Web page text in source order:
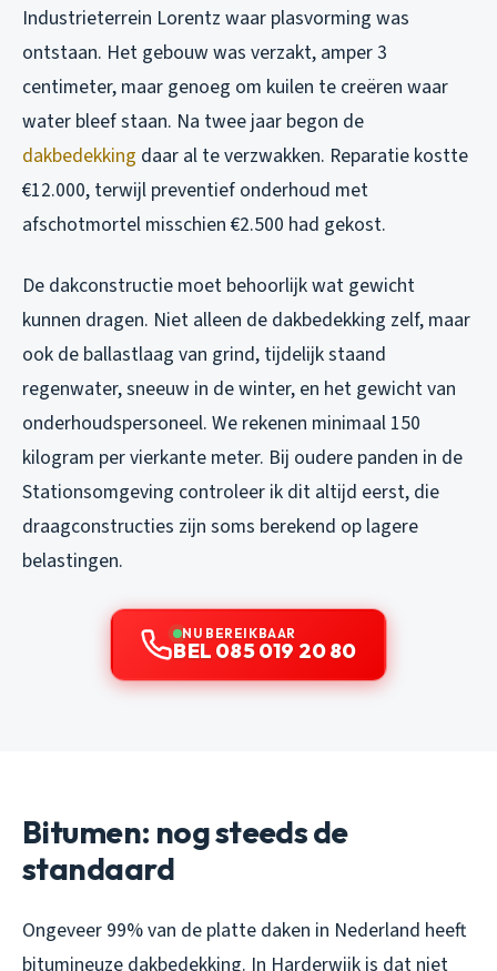
Industrieterrein Lorentz waar plasvorming was
ontstaan. Het gebouw was verzakt, amper 3
centimeter, maar genoeg om kuilen te creëren waar
water bleef staan. Na twee jaar begon de
dakbedekking daar al te verzwakken. Reparatie kostte
€12.000, terwijl preventief onderhoud met
afschotmortel misschien €2.500 had gekost.
De dakconstructie moet behoorlijk wat gewicht
kunnen dragen. Niet alleen de dakbedekking zelf, maar
ook de ballastlaag van grind, tijdelijk staand
regenwater, sneeuw in de winter, en het gewicht van
onderhoudspersoneel. We rekenen minimaal 150
kilogram per vierkante meter. Bij oudere panden in de
Stationsomgeving controleer ik dit altijd eerst, die
draagconstructies zijn soms berekend op lagere
belastingen.
NU BEREIKBAAR
BEL 085 019 20 80
Bitumen: nog steeds de
standaard
Ongeveer 99% van de platte daken in Nederland heeft
bitumineuze dakbedekking. In Harderwijk is dat niet